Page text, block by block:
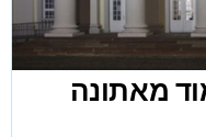
מאתונה